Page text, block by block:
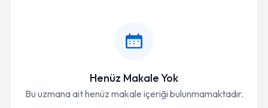
Henüz Makale Yok
Bu uzmana ait henüz makale içeriği bulunmamaktadır.